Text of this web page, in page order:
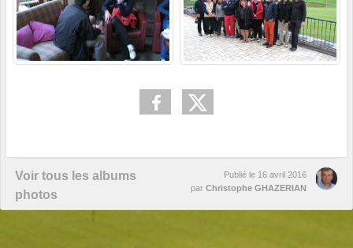
Voir tous les albums
photos
Publié le 16 avril 2016
par Christophe GHAZERIAN